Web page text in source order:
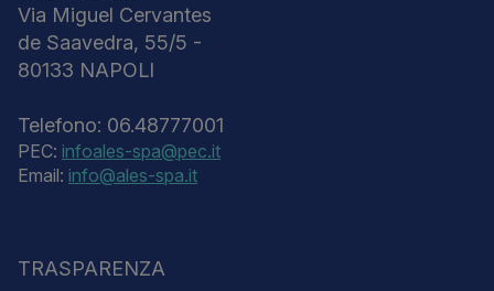
Via Miguel Cervantes
de Saavedra, 55/5 -
80133 NAPOLI
Telefono: 06.48777001
PEC: infoales-spa@pec.it
Email: info@ales-spa.it
TRASPARENZA